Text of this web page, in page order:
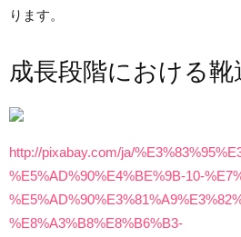
ります。
成長段階における靴
http://pixabay.com/ja/
%E5%AD%90%E4%BE%9B-10-
%E8%A3%B8%E8%B6%B3-